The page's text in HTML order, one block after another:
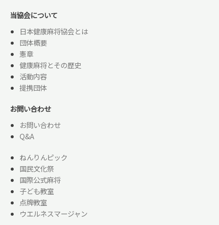
当協会について
日本健康麻将協会とは
団体概要
憲章
健康麻将とその歴史
活動内容
提携団体
お問い合わせ
お問い合わせ
Q&A
ねんりんピック
国民文化祭
国際公式麻将
子ども教室
点牌教室
ウエルネスマージャン